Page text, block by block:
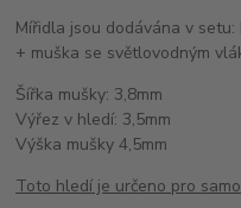
Mířidla jsou dodávána v
+ muška se světlovodným
Šířka mušky: 3,8mm
Výřez v hledí: 3,5mm
Výška mušky 4,5mm
Toto hledí je určeno pro